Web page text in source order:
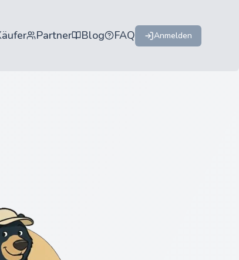
Partner Blog FAQ Anmelden